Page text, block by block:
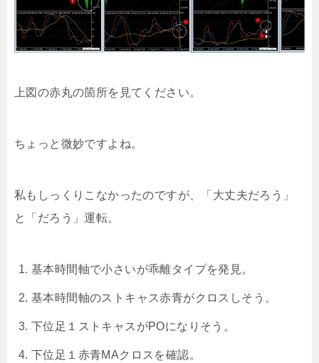
上図の赤丸の箇所を見てください。
ちょっと微妙ですよね。
私もしっくりこなかったのですが、「大丈夫だろう」
と「だろう」運転。
基本時間軸で小さいが乖離タイプを発見。
基本時間軸のストキャス赤青がクロスしそう。
下位足１ストキャスがPOになりそう。
下位足１赤青MAクロスを確認。